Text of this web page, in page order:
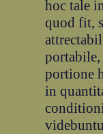
hoc tale
quod fit,
portione
in